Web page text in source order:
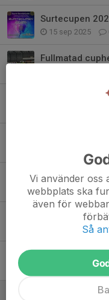
Surtecupen
15 sep 2025
Fullmatad
SurteCupen
SurteCupen
20 sep 2024
SurteCupen
19 jun 2024 0
Surtecupen, 11
Vi använder oss
webbplats ska
även för
Så